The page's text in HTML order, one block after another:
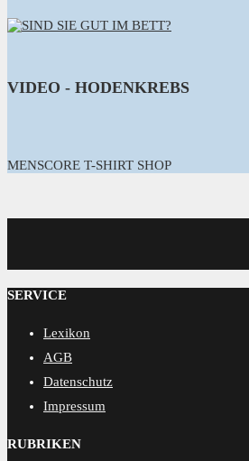
VIDEO - HODENKREBS
MENSCORE T-SHIRT SHOP
SERVICE
Lexikon
AGB
Datenschutz
Impressum
RUBRIKEN